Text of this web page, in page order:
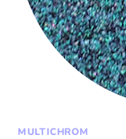
MULTICHROM